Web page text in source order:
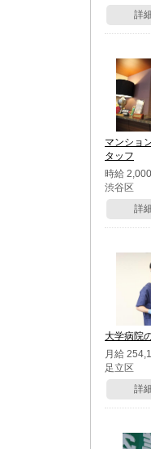
詳
マンショ
タッフ
時給
渋谷区
詳
大学病院
月給
足立区
詳